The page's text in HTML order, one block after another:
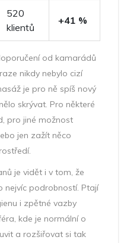
520
klientů
+41 %
od kamarádů
nikdy nebylo cizí
je pro ně spíš nový
skrývat. Pro některé
pro jiné možnost
jen zažít něco
je vidět i v tom, že
nejvíc podrobností. Ptají
i zpětné vazby
kde je normální o
a rozšiřovat si tak